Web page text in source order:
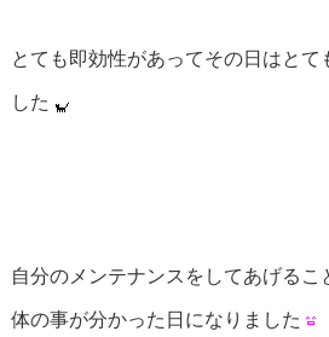
とても即効性があってその日はとて
した
自分のメンテナンスをしてあげるこ
体の事が分かった日になりました